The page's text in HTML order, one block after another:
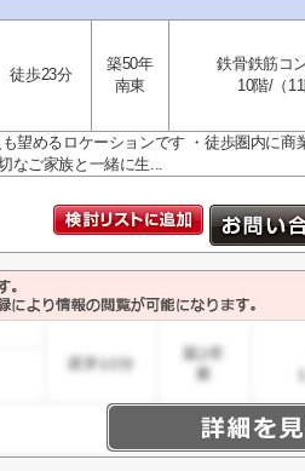
徒歩23分
築50年
南東
鉄骨鉄筋コ
10階/（11
望めるロケーションです ・徒歩圏内に商
なご家族と一緒に生...